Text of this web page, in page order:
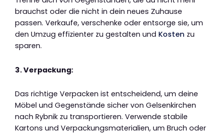
brauchst oder die nicht in dein neues Zuhause
passen. Verkaufe, verschenke oder entsorge sie, um
den Umzug effizienter zu gestalten und Kosten zu
sparen.
3. Verpackung:
Das richtige Verpacken ist entscheidend, um deine
Möbel und Gegenstände sicher von Gelsenkirchen
nach Rybnik zu transportieren. Verwende stabile
Kartons und Verpackungsmaterialien, um Bruch oder